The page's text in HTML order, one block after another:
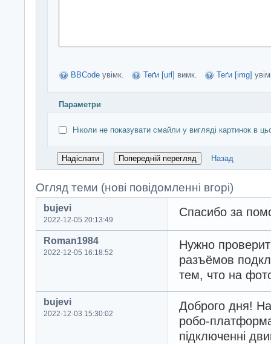
BBCode увімк. Теґи [url] вимк. Теґи [img]
Параметри
Ніколи не показувати смайли у вигляді картинок в
Назад
Огляд теми (нові повідомленні вгорі)
bujevi
2022-12-05 20:13:49
Спасибо за
Roman1984
2022-12-05 16:18:52
Нужно
разъёмов
тем, что на
bujevi
2022-12-03 15:30:02
Доброго дня!
робо-
підключенні